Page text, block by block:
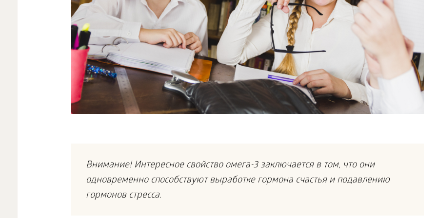
Внимание! Интересное свойство омега-3 заключается в том, что они
одновременно способствуют выработке гормона счастья и подавлению
гормонов стресса.